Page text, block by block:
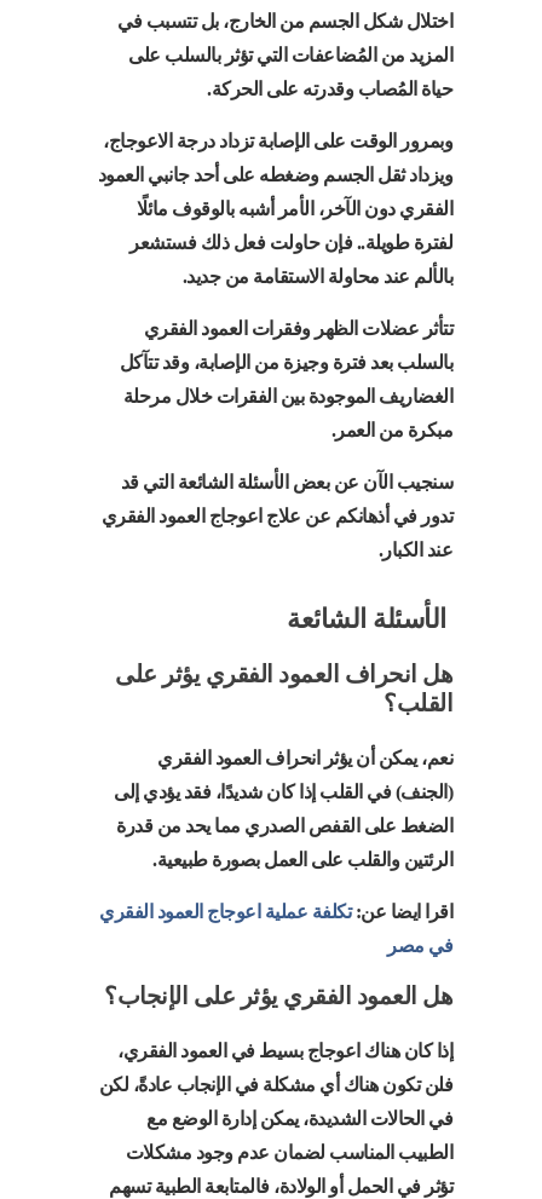
اختلال شكل الجسم من الخارج، بل تتسبب في
المزيد من المُضاعفات التي تؤثر بالسلب على
حياة المُصاب وقدرته على الحركة.
وبمرور الوقت على الإصابة تزداد درجة الاعوجاج،
ويزداد ثقل الجسم وضغطه على أحد جانبي العمود
الفقري دون الآخر، الأمر أشبه بالوقوف مائلًا
لفترة طويلة.. فإن حاولت فعل ذلك فستشعر
بالألم عند محاولة الاستقامة من جديد.
تتأثر عضلات الظهر وفقرات العمود الفقري
بالسلب بعد فترة وجيزة من الإصابة، وقد تتآكل
الغضاريف الموجودة بين الفقرات خلال مرحلة
مبكرة من العمر.
سنجيب الآن عن بعض الأسئلة الشائعة التي قد
تدور في أذهانكم عن علاج اعوجاج العمود الفقري
عند الكبار.
الأسئلة الشائعة
هل انحراف العمود الفقري يؤثر على
القلب؟
نعم، يمكن أن يؤثر انحراف العمود الفقري
(الجنف) في القلب إذا كان شديدًا، فقد يؤدي إلى
الضغط على القفص الصدري مما يحد من قدرة
الرئتين والقلب على العمل بصورة طبيعية.
اقرا ايضا عن:تكلفة عملية اعوجاج العمود الفقري
في مصر
هل العمود الفقري يؤثر على الإنجاب؟
إذا كان هناك اعوجاج بسيط في العمود الفقري،
فلن تكون هناك أي مشكلة في الإنجاب عادةً، لكن
في الحالات الشديدة، يمكن إدارة الوضع مع
الطبيب المناسب لضمان عدم وجود مشكلات
تؤثر في الحمل أو الولادة، فالمتابعة الطبية تسهم